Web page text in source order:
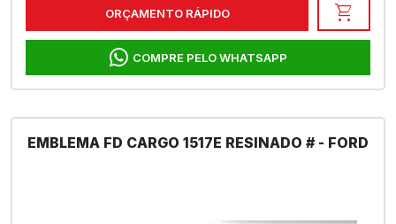
ORÇAMENTO RÁPIDO shopping_cart
COMPRE PELO WHATSAPP
EMBLEMA FD CARGO 1517E RESINADO # - FORD